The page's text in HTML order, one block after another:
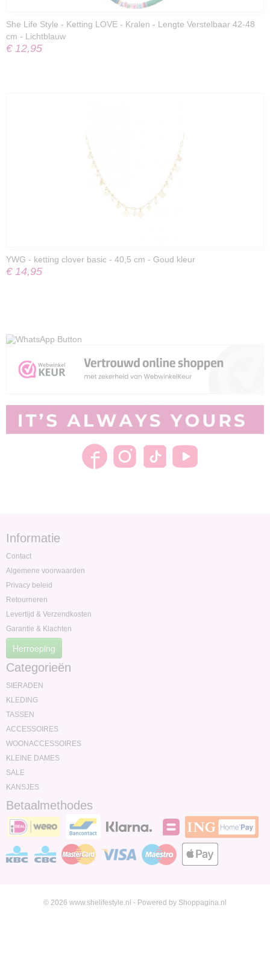
She Life Style - Ketting LOVE - Kralen - Lengte Verstelbaar 42-48
cm - Lichtblauw
€ 12,95
YWG - ketting clover basic - 40,5 cm - Goud kleur
€ 14,95
Informatie
Contact
Algemene voorwaarden
Privacy beleid
Retourneren
Levertijd & Verzendkosten
Garantie & Klachten
Herroeping
Categorieën
SIERADEN
KLEDING
TASSEN
ACCESSOIRES
WOONACCESSOIRES
KLEINE DAMES
SALE
KANSJES
Betaalmethodes
© 2026 www.shelifestyle.nl - Powered by Shoppagina.nl